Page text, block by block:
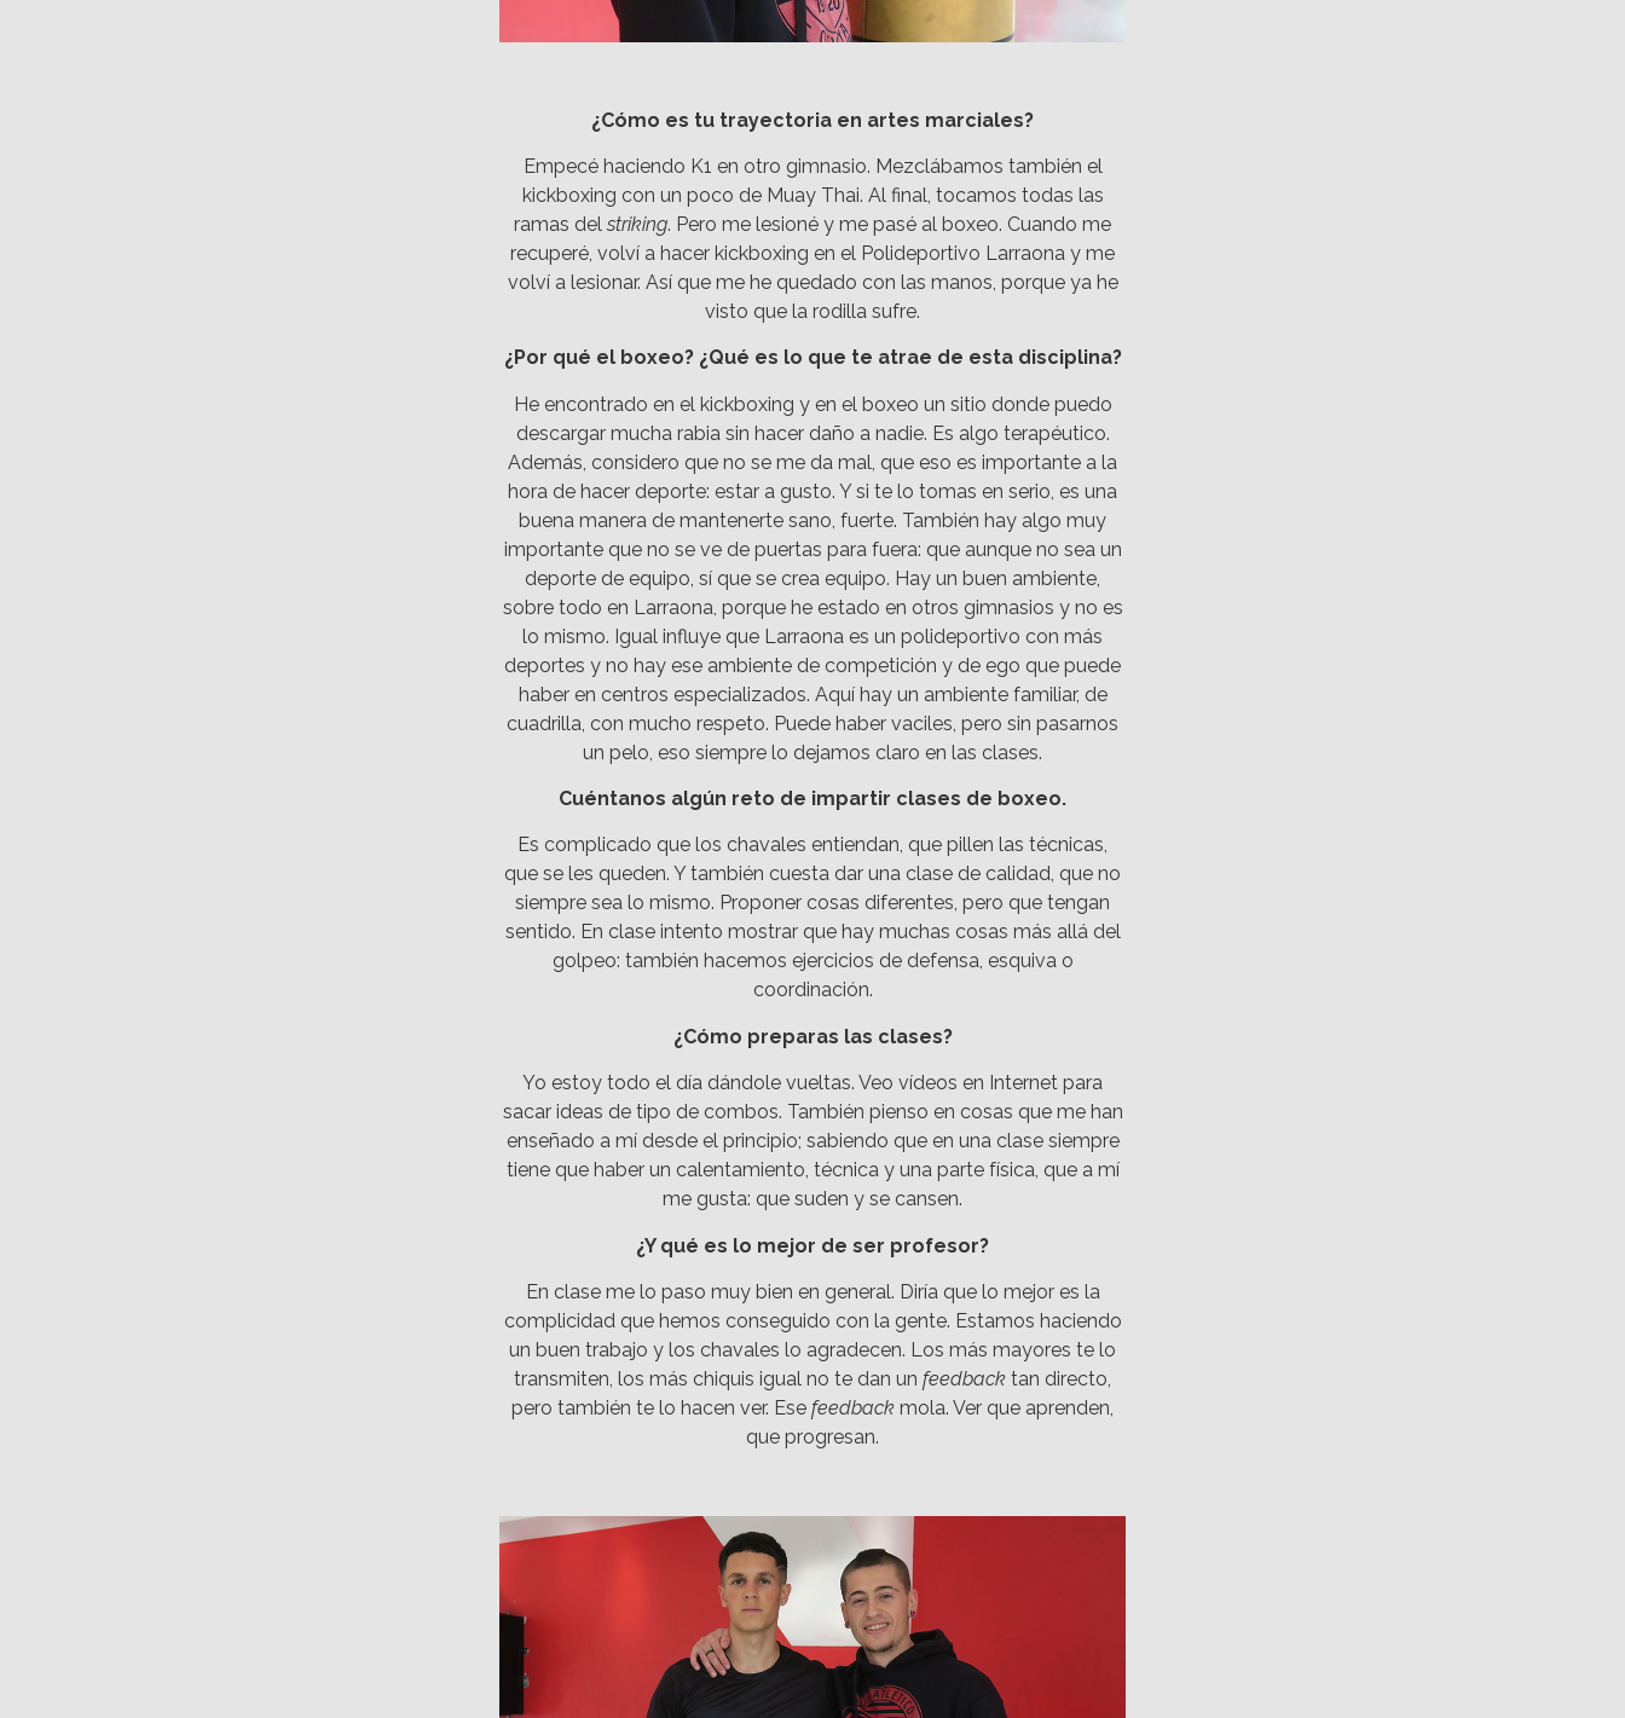
¿Cómo es tu trayectoria en artes marciales?
Empecé haciendo K1 en otro gimnasio. Mezclábamos también el
kickboxing con un poco de Muay Thai. Al final, tocamos todas las
ramas del striking. Pero me lesioné y me pasé al boxeo. Cuando me
recuperé, volví a hacer kickboxing en el Polideportivo Larraona y me
volví a lesionar. Así que me he quedado con las manos, porque ya he
visto que la rodilla sufre.
¿Por qué el boxeo? ¿Qué es lo que te atrae de esta disciplina?
He encontrado en el kickboxing y en el boxeo un sitio donde puedo
descargar mucha rabia sin hacer daño a nadie. Es algo terapéutico.
Además, considero que no se me da mal, que eso es importante a la
hora de hacer deporte: estar a gusto. Y si te lo tomas en serio, es una
buena manera de mantenerte sano, fuerte. También hay algo muy
importante que no se ve de puertas para fuera: que aunque no sea un
deporte de equipo, sí que se crea equipo. Hay un buen ambiente,
sobre todo en Larraona, porque he estado en otros gimnasios y no es
lo mismo. Igual influye que Larraona es un polideportivo con más
deportes y no hay ese ambiente de competición y de ego que puede
haber en centros especializados. Aquí hay un ambiente familiar, de
cuadrilla, con mucho respeto. Puede haber vaciles, pero sin pasarnos
un pelo, eso siempre lo dejamos claro en las clases.
Cuéntanos algún reto de impartir clases de boxeo.
Es complicado que los chavales entiendan, que pillen las técnicas,
que se les queden. Y también cuesta dar una clase de calidad, que no
siempre sea lo mismo. Proponer cosas diferentes, pero que tengan
sentido. En clase intento mostrar que hay muchas cosas más allá del
golpeo: también hacemos ejercicios de defensa, esquiva o
coordinación.
¿Cómo preparas las clases?
Yo estoy todo el día dándole vueltas. Veo vídeos en Internet para
sacar ideas de tipo de combos. También pienso en cosas que me han
enseñado a mí desde el principio; sabiendo que en una clase siempre
tiene que haber un calentamiento, técnica y una parte física, que a mí
me gusta: que suden y se cansen.
¿Y qué es lo mejor de ser profesor?
En clase me lo paso muy bien en general. Diría que lo mejor es la
complicidad que hemos conseguido con la gente. Estamos haciendo
un buen trabajo y los chavales lo agradecen. Los más mayores te lo
transmiten, los más chiquis igual no te dan un feedback tan directo,
pero también te lo hacen ver. Ese feedback mola. Ver que aprenden,
que progresan.